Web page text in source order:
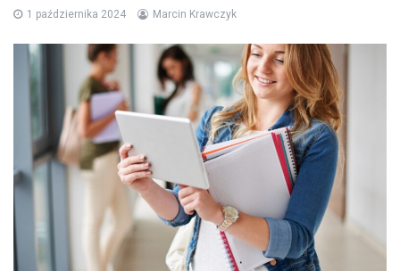
1 października 2024 Marcin Krawczyk